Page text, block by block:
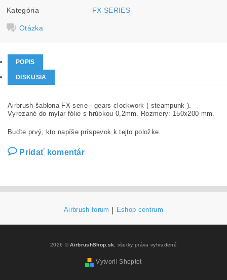
Kategória FX SERIES
Otázka
POPIS
DISKUSIA
Airbrush šablona FX serie - gears clockwork ( steampunk ).
Vyrezané do mylar fólie s hrúbkou 0,2mm. Rozmery: 150x200 mm.
Buďte prvý, kto napíše príspevok k tejto položke.
Pridať komentár
Airbrush forum Eshop centrum
2026 ©AirbrushShop.sk , všetky práva vyhradené
Vytvoril Shoptet